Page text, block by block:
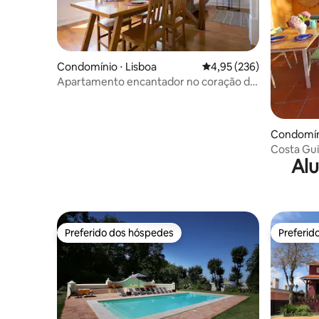
Condomínio ⋅ Lisboa 4,95 de uma avaliação
4,95 (236)
Apartamento encantador no coração da
Costa
quartos
Preferido dos hóspedes
Preferido dos hóspedes